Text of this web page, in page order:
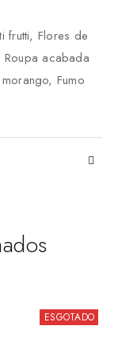
frutti, Flores de
acabada
Fumo
ESGOTADO